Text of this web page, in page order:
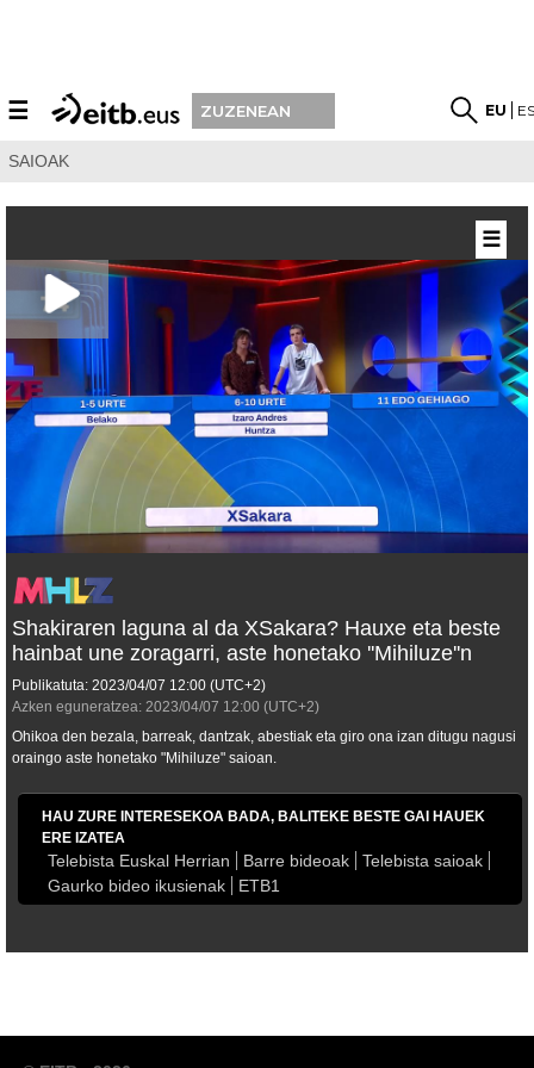
☰ ZUZENEAN EU
SAIOAK
Shakiraren laguna al da XSakara? Hauxe eta beste
hainbat une zoragarri, aste honetako ''Mihiluze''n
Publikatuta: 2023/04/07 12:00 (UTC+2)
Azken eguneratzea: 2023/04/07 12:00 (UTC+2)
Ohikoa den bezala, barreak, dantzak, abestiak eta giro ona izan ditugu nagusi
oraingo aste honetako "Mihiluze" saioan.
HAU ZURE INTERESEKOA BADA, BALITEKE BESTE GAI HAUEK
ERE IZATEA
Telebista Euskal Herrian Barre bideoak
Telebista saioak
Gaurko bideo ikusienak
ETB1
☰